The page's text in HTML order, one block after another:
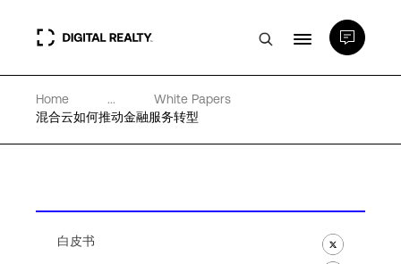
数据中心
Home ...
White Papers
混合云如何推动金融服务转型
白皮书